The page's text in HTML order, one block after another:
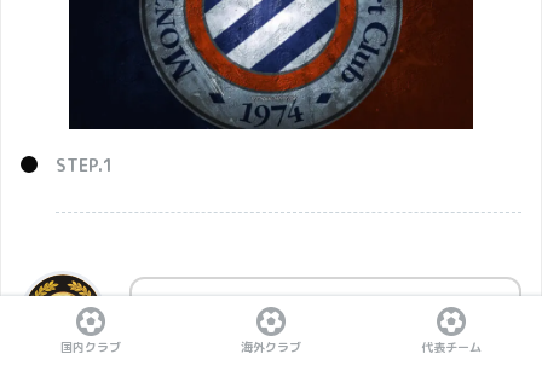
「M」 の字を、ドイツのバイ
エルン・ミュンヘン
エスパニ
国内クラブ 海外クラブ 代表チーム